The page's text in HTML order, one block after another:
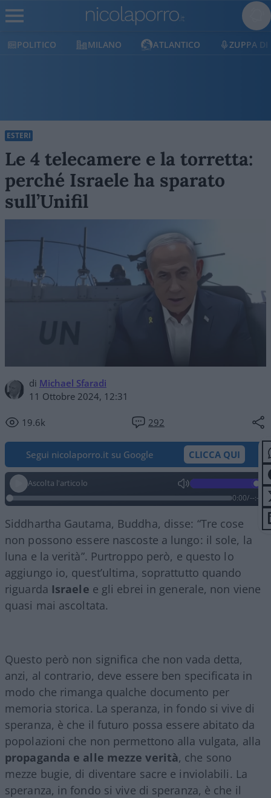
MILANO ATLANTICO ZUPPA DI PORRO
ESTERI
Le 4 telecamere e la torretta:
perché Israele ha sparato
sull’Unifil
di Michael Sfaradi
11 Ottobre 2024, 12:31
19.6k 292
Segui nicolaporro.it su Google CLICCA QUI
Ascolta l'articolo
0:00/--:--
Siddhartha Gautama, Buddha, disse: “Tre cose
non possono essere nascoste a lungo: il sole, la
luna e la verità”. Purtroppo però, e questo lo
aggiungo io, quest’ultima, soprattutto quando
riguarda Israele e gli ebrei in generale, non viene
quasi mai ascoltata.
Questo però non significa che non vada detta,
anzi, al contrario, deve essere ben specificata in
modo che rimanga qualche documento per
memoria storica. La speranza, in fondo si vive di
speranza, è che il futuro possa essere abitato da
popolazioni che non permettono alla vulgata, alla
propaganda e alle mezze verità, che sono
mezze bugie, di diventare sacre e inviolabili. La
speranza, in fondo si vive di speranza, è che il